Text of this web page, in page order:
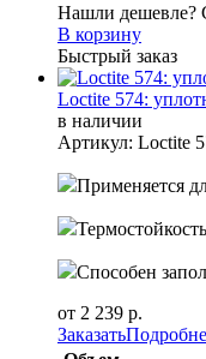
Нашли дешевле?
В корзину
Быстрый заказ
Loctite 574:
в наличии
Артикул: Loctite
Применяется
Способен
от 2 239 р.
Заказать